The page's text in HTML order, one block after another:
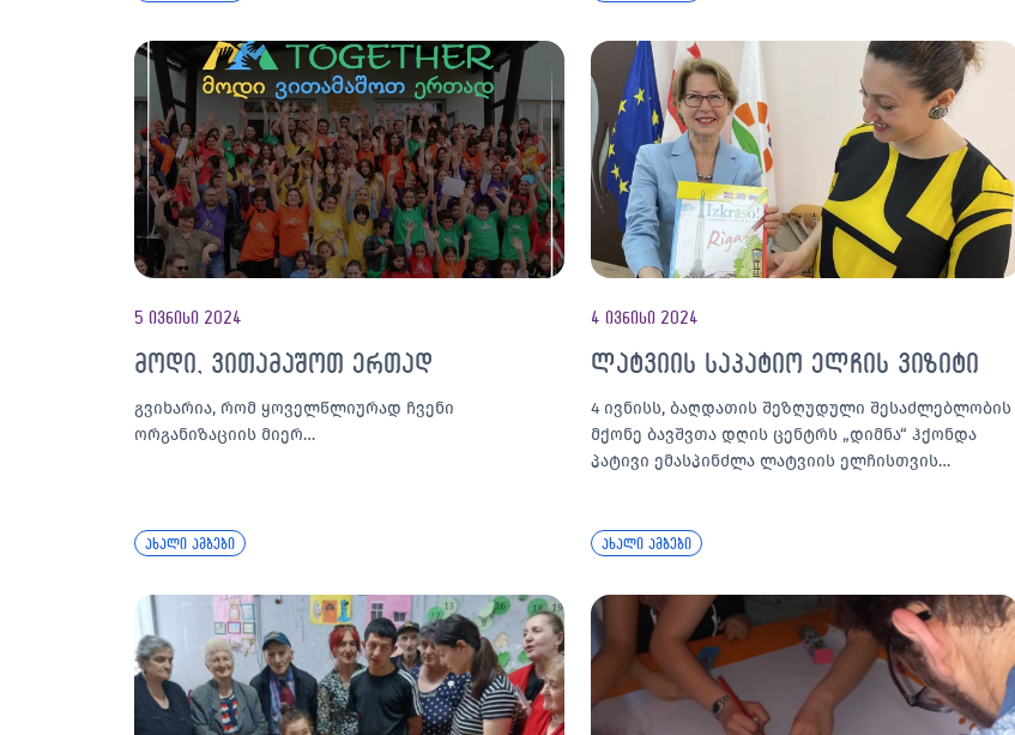
5 ივნისი 2024
მოდი, ვითამაშოთ ერთად
გვიხარია, რომ ყოველწლიურად ჩვენი
ორგანიზაციის მიერ…
ახალი ამბები
4 ივნისი 2024
ლატვიის საპატიო ელჩის ვიზიტი
4 ივნისს, ბაღდათის შეზღუდული შესაძლებლობის
მქონე ბავშვთა დღის ცენტრს „დიმნა“ ჰქონდა
პატივი ემასპინძლა ლატვიის ელჩისთვის…
ახალი ამბები